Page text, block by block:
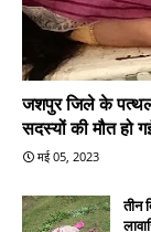
जशपुर जिले के
सदस्यों की मौत हो
मई 05, 2023
तीन